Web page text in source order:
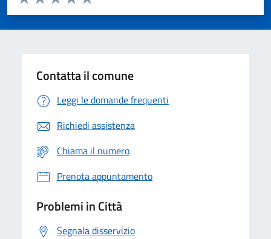
Valuta 5 stelle su 5
Valuta 4 stelle su 5
Valuta 3 stelle su 5
Valuta 2 stelle su 5
Valuta 1 stelle su 5
Contatta il comune
Leggi le domande frequenti
Richiedi assistenza
Chiama il numero
Prenota appuntamento
Problemi in Città
Segnala disservizio